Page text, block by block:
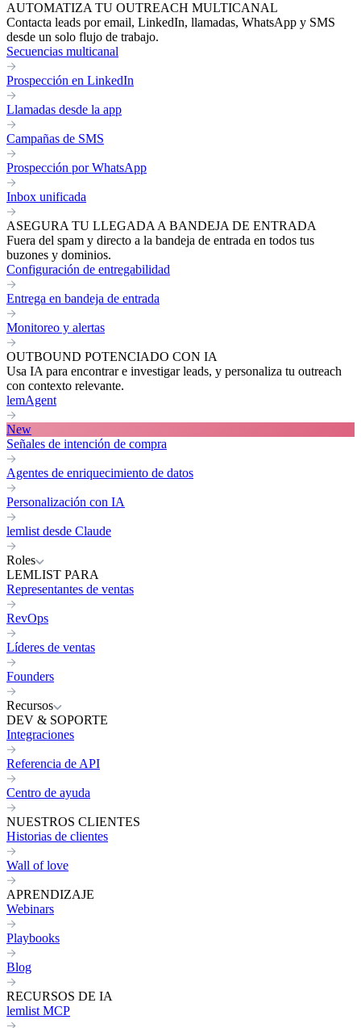
AUTOMATIZA TU OUTREACH MULTICANAL
Contacta leads por email, LinkedIn, llamadas, WhatsApp y SMS
desde un solo flujo de trabajo.
Secuencias multicanal
Prospección en LinkedIn
Llamadas desde la app
Campañas de SMS
Prospección por WhatsApp
Inbox unificada
ASEGURA TU LLEGADA A BANDEJA DE ENTRADA
Fuera del spam y directo a la bandeja de entrada en todos tus
buzones y dominios.
Configuración de entregabilidad
Entrega en bandeja de entrada
Monitoreo y alertas
OUTBOUND POTENCIADO CON IA
Usa IA para encontrar e investigar leads, y personaliza tu outreach
con contexto relevante.
lemAgent
New
Señales de intención de compra
Agentes de enriquecimiento de datos
Personalización con IA
lemlist desde Claude
Roles
LEMLIST PARA
Representantes de ventas
RevOps
Líderes de ventas
Founders
Recursos
DEV & SOPORTE
Integraciones
Referencia de API
Centro de ayuda
NUESTROS CLIENTES
Historias de clientes
Wall of love
APRENDIZAJE
Webinars
Playbooks
Blog
RECURSOS DE IA
lemlist MCP